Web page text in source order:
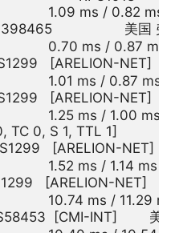
1.09 ms / 0.82
美国 弗
0.70 ms / 0.87
[ARELION-NET]
1.01 ms / 0.87 ms
[ARELION-NET]
1.25 ms / 1.00 ms
TC 0, S 1, TTL 1]
[ARELION-NET]
1.52 ms / 1.14 ms
[ARELION-NET]
10.74 ms / 11.29
[CMI-INT]        美